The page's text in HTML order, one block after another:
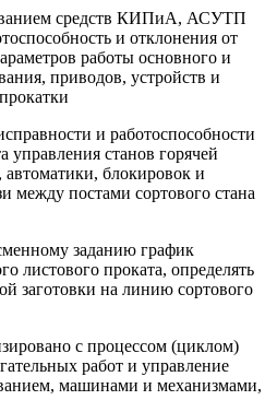
средств КИПиА, АСУТП
и отклонения от
работы основного и
приводов, устройств и
и работоспособности
управления станов горячей
блокировок и
между постами сортового стана
заданию график
листового проката, определять
заготовки на линию сортового
с процессом (циклом)
работ и управление
машинами и механизмами,